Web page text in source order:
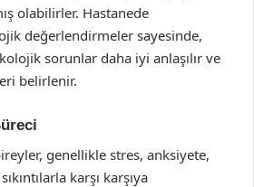
olabilirler. Hastanede
değerlendirmeler sayesinde,
sorunlar daha iyi anlaşılır ve
belirlenir.
genellikle stres, anksiyete,
karşı karşıya